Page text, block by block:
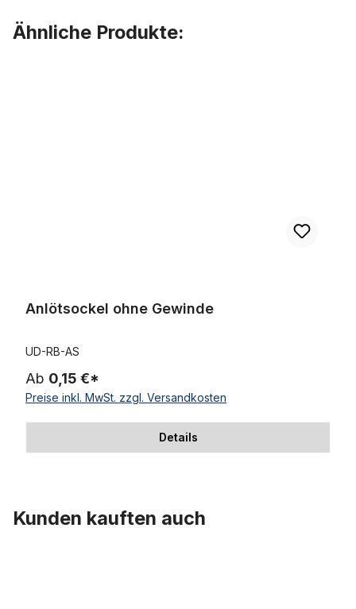
Ähnliche Produkte:
Anlötsockel ohne Gewinde
UD-RB-AS
Ab 0,15 €*
Preise inkl. MwSt. zzgl. Versandkosten
Details
Kunden kauften auch